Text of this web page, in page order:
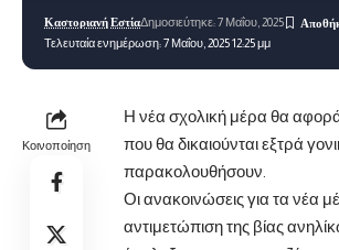
Τελευταία ενημέρωση: 7 Μαΐου, 2025 12:25 μμ
Καστοριανή ΕστίαΔημοσιεύτηκε: 7 Μαΐου, 2025
Κοινοποίηση
Η νέα σχολική μέρα θα αφορά
που θα δικαιούνται εξτρά
παρακολουθήσουν.
Οι ανακοινώσεις για τα νέα
αντιμετώπιση της βίας